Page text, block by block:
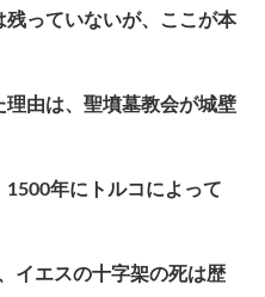
いないが、ここが本
、聖墳墓教会が城壁
にトルコによって
スの十字架の死は歴